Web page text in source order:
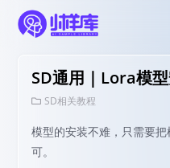
SD通用｜Lora模
SD相关教程
模型的安装不难，只需要
可。